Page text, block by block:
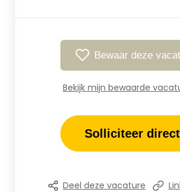
Bewaar deze
Bekijk mijn bewaarde
Solliciteer direct
Deel deze vacature